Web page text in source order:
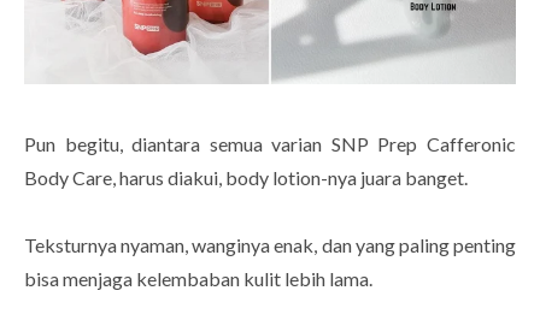
Pun begitu, diantara semua varian SNP Prep Cafferonic
Body Care, harus diakui, body lotion-nya juara banget.
Teksturnya nyaman, wanginya enak, dan yang paling penting
bisa menjaga kelembaban kulit lebih lama.